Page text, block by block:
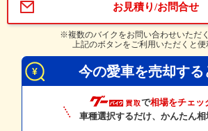
お見積り/お問合せ
※複数のバイクをお問い合わせいただく
上記のボタンをご利用いただくと便
今の愛車を売却する
で相場をチェッ
車種選択するだけ、かんたん相